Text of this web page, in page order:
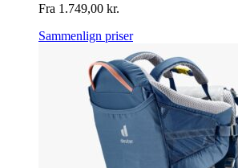
Fra 1.749,00 kr.
Sammenlign priser